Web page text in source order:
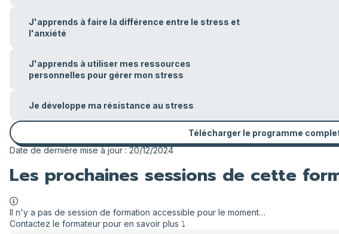
J'apprends à faire la différence entre le stress et
l'anxiété
J'apprends à utiliser mes ressources
personnelles pour gérer mon stress
Je développe ma résistance au stress
Télécharger le programme
Date de dernière mise à jour : 20/12/2024
Les prochaines sessions de cette
Il n'y a pas de session de formation accessible pour le moment…
Contactez le formateur pour en savoir plus ⤵️